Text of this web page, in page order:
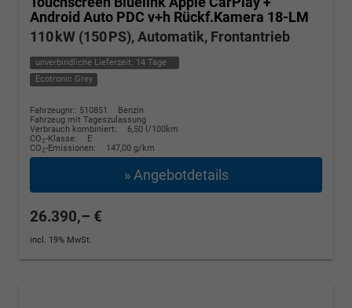
Android Auto PDC v+h Rückf.Kamera 18-LM
110 kW (150 PS), Automatik, Frontantrieb
unverbindliche Lieferzeit: 14 Tage
Ecotronic Grey
Fahrzeugnr.: 510851
Benzin
Fahrzeug mit Tageszulassung
Verbrauch kombiniert:
6,50 l/100km
CO2-Klasse:
E
CO2-Emissionen: 147,00 g/km
» Angebotdetails
26.390,– €
incl. 19% MwSt.